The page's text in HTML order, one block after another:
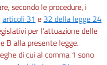
secondo le procedure, i
articoli 31 e 32 della legge 24
per l'attuazione delle
B alla presente legge.
di cui al comma 1 sono